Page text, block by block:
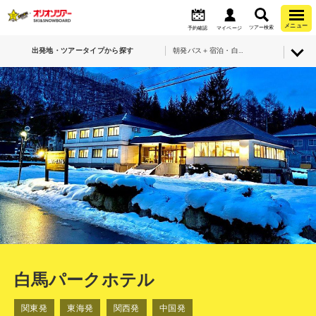
予約確認 マイページ ツアー検索 メニュー
出発地・ツアータイプから探す
白馬パークホテル
関東発 東海発 関西発 中国発